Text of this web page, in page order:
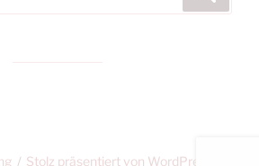
Stolz präsentiert von WordPress